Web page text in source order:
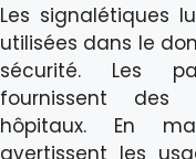
Les signalétiques
utilisées dans le
sécurité. Les
fournissent des
hôpitaux. En
avertissent les